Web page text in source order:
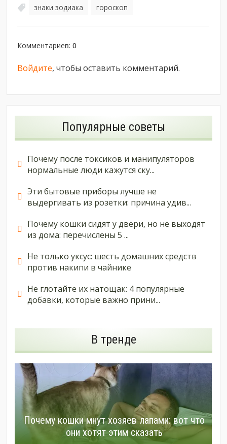
знаки зодиака гороскоп
Комментариев:0
Войдите, чтобы оставить комментарий.
Популярные советы
Почему после токсиков и манипуляторов
нормальные люди кажутся ску...
Эти бытовые приборы лучше не
выдергивать из розетки: причина удив...
Почему кошки сидят у двери, но не выходят
из дома: перечислены 5 ...
Не только уксус: шесть домашних средств
против накипи в чайнике
Не глотайте их натощак: 4 популярные
добавки, которые важно прини...
В тренде
Почему кошки мнут хозяев лапами: вот что
они хотят этим сказать